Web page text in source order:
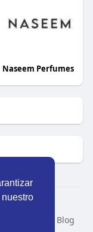
Naseem Perfumes
Blog